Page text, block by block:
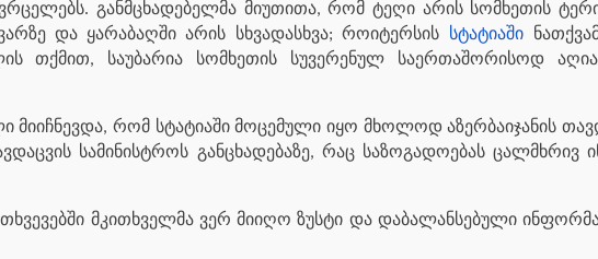
განმცხადებელმა მიუთითა, რომ ტეღი არის სომხეთის
და ყარაბაღში არის სხვადასხვა; როიტერსის
სტატიაში
თქმით, საუბარია სომხეთის სუვერენულ საერთაშორისოდ
რომ სტატიაში მოცემული იყო მხოლოდ აზერბაიჯანის
სამინისტროს განცხადებაზე, რაც საზოგადოებას ცალმხრივ
მკითხველმა ვერ მიიღო ზუსტი და დაბალანსებული